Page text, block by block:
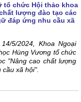
tổ chức Hội thảo khoa
lượng đào tạo các
đáp ứng nhu cầu xã
5/2024, Khoa Ngoại
Hùng Vương tổ chức
"Nâng cao chất lượng
xã hội".